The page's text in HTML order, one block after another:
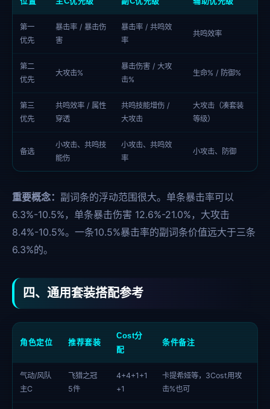
第一
优先
暴击率 / 暴击伤
害
暴击率 / 共鸣效
率
共鸣效率
第二
优先
大攻击%
暴击伤害 / 大攻
击%
生命% / 防御%
第三
优先
共鸣效率 / 属性
穿透
共鸣技能增伤 /
大攻击
大攻击（凑套装
等级）
备选
小攻击、共鸣技
能伤
小攻击、共鸣效
率
小攻击、防御
重要概念： 副词条的浮动范围很大。单条暴击率可以
6.3%-10.5%，单条暴击伤害 12.6%-21.0%，大攻击
8.4%-10.5%。一条10.5%暴击率的副词条价值远大于三条
6.3%的。
四、通用套装搭配参考
角色定位 推荐套装
Cost分
配
条件备注
气动/风队
主C
飞猎之冠
5件
4+4+1+1
+1
卡提希娅等，3Cost用攻
击%也可